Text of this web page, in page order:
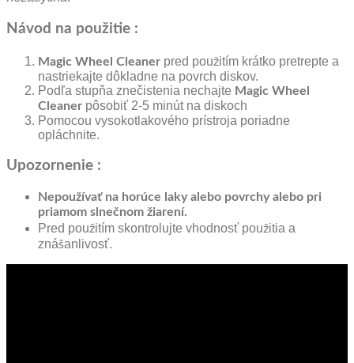
Návod na použitie :
Magic Wheel Cleaner pred použitím krátko pretrepte a
nastriekajte dôkladne na povrch diskov.
Podľa stupňa znečistenia nechajte Magic Wheel
Cleaner pôsobiť 2-5 minút na diskoch
Pomocou vysokotlakového prístroja poriadne
opláchnite.
Upozornenie :
Nepoužívať na horúce laky alebo povrchy alebo pri
priamom slnečnom žiarení.
Pred použitím skontrolujte vhodnosť použitia a
znášanlivosť.